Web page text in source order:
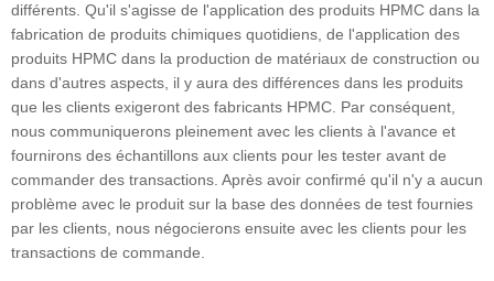
différents. Qu'il s'agisse de l'application des produits HPMC dans la
fabrication de produits chimiques quotidiens, de l'application des
produits HPMC dans la production de matériaux de construction ou
dans d'autres aspects, il y aura des différences dans les produits
que les clients exigeront des fabricants HPMC. Par conséquent,
nous communiquerons pleinement avec les clients à l'avance et
fournirons des échantillons aux clients pour les tester avant de
commander des transactions. Après avoir confirmé qu'il n'y a aucun
problème avec le produit sur la base des données de test fournies
par les clients, nous négocierons ensuite avec les clients pour les
transactions de commande.